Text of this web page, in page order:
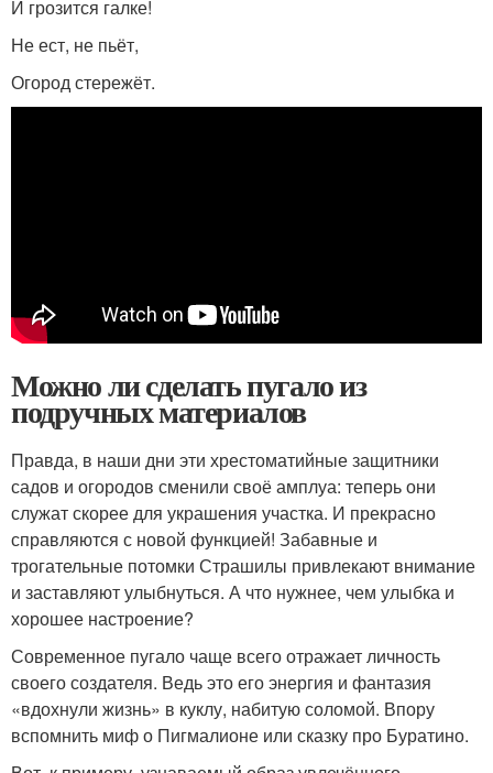
И грозится галке!
Не ест, не пьёт,
Огород стережёт.
Можно ли сделать пугало из
подручных материалов
Правда, в наши дни эти хрестоматийные защитники
садов и огородов сменили своё амплуа: теперь они
служат скорее для украшения участка. И прекрасно
справляются с новой функцией! Забавные и
трогательные потомки Страшилы привлекают внимание
и заставляют улыбнуться. А что нужнее, чем улыбка и
хорошее настроение?
Современное пугало чаще всего отражает личность
своего создателя. Ведь это его энергия и фантазия
«вдохнули жизнь» в куклу, набитую соломой. Впору
вспомнить миф о Пигмалионе или сказку про Буратино.